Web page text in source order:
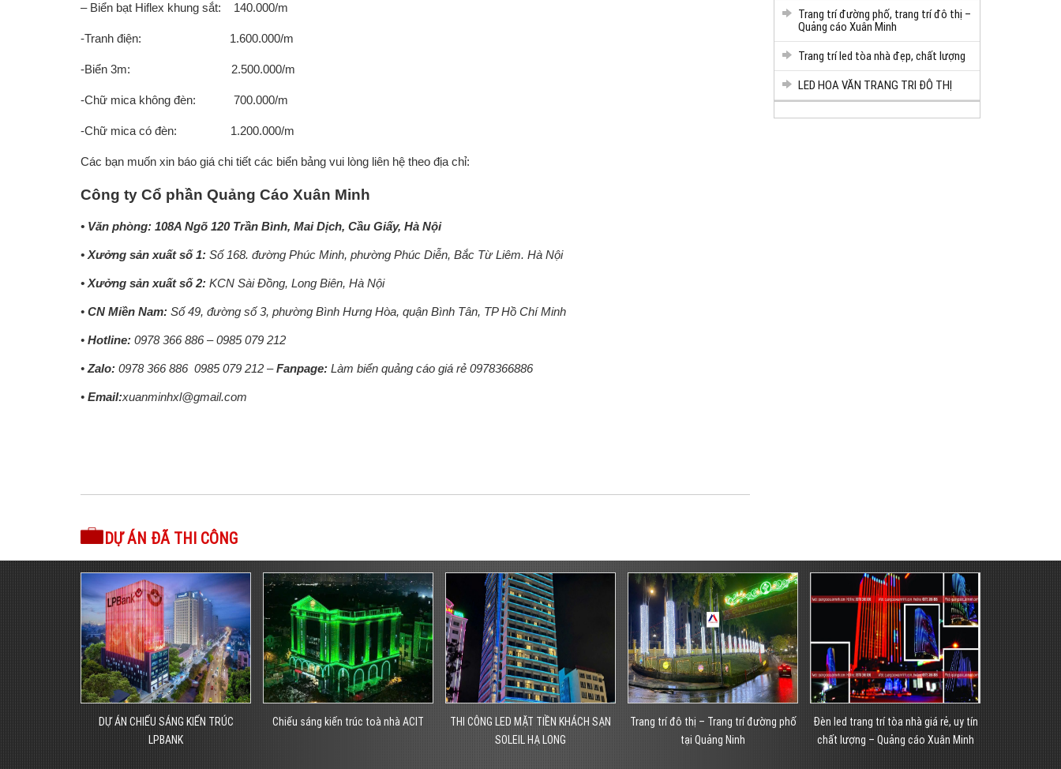
– Biển bạt Hiflex khung sắt: 140.000/m
-Tranh điện: 1.600.000/m
-Biển 3m: 2.500.000/m
-Chữ mica không đèn: 700.000/m
-Chữ mica có đèn: 1.200.000/m
Các bạn muốn xin báo giá chi tiết các biển bảng vui lòng liên hệ theo địa chỉ:
Công ty Cổ phần Quảng Cáo Xuân Minh
• Văn phòng: 108A Ngõ 120 Trần Bình, Mai Dịch, Cầu Giấy, Hà Nội
• Xưởng sản xuất số 1: Số 168. đường Phúc Minh, phường Phúc Diễn, Bắc Từ Liêm. Hà Nội
• Xưởng sản xuất số 2: KCN Sài Đồng, Long Biên, Hà Nội
• CN Miền Nam: Số 49, đường số 3, phường Bình Hưng Hòa, quận Bình Tân, TP Hồ Chí Minh
• Hotline: 0978 366 886 – 0985 079 212
• Zalo: 0978 366 886 0985 079 212 –Fanpage: Làm biển quảng cáo giá rẻ 0978366886
• Email:xuanminhxl@gmail.com
Trang trí đường phố, trang trí đô thị –
Quảng cáo Xuân Minh
Trang trí led tòa nhà đẹp, chất lượng
LED HOA VĂN TRANG TRI ĐÔ THỊ
DỰ ÁN ĐÃ THI CÔNG
KIẾN TRÚC
Chiếu sáng kiến trúc toà nhà ACIT
THI CÔNG LED MẶT TIỀN KHÁCH SẠN
Trang trí đô thị – Trang trí đường phố
tại Quảng Ninh
Đèn led trang trí tòa nhà giá rẻ, uy tín
chất lượng – Quảng cáo Xuân Minh
Trang trí led tòa nhà đẹp, chất lượng